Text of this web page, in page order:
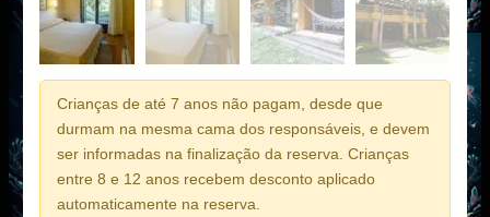
Crianças de até 7 anos não pagam, desde que
durmam na mesma cama dos responsáveis, e devem
ser informadas na finalização da reserva. Crianças
entre 8 e 12 anos recebem desconto aplicado
automaticamente na reserva.